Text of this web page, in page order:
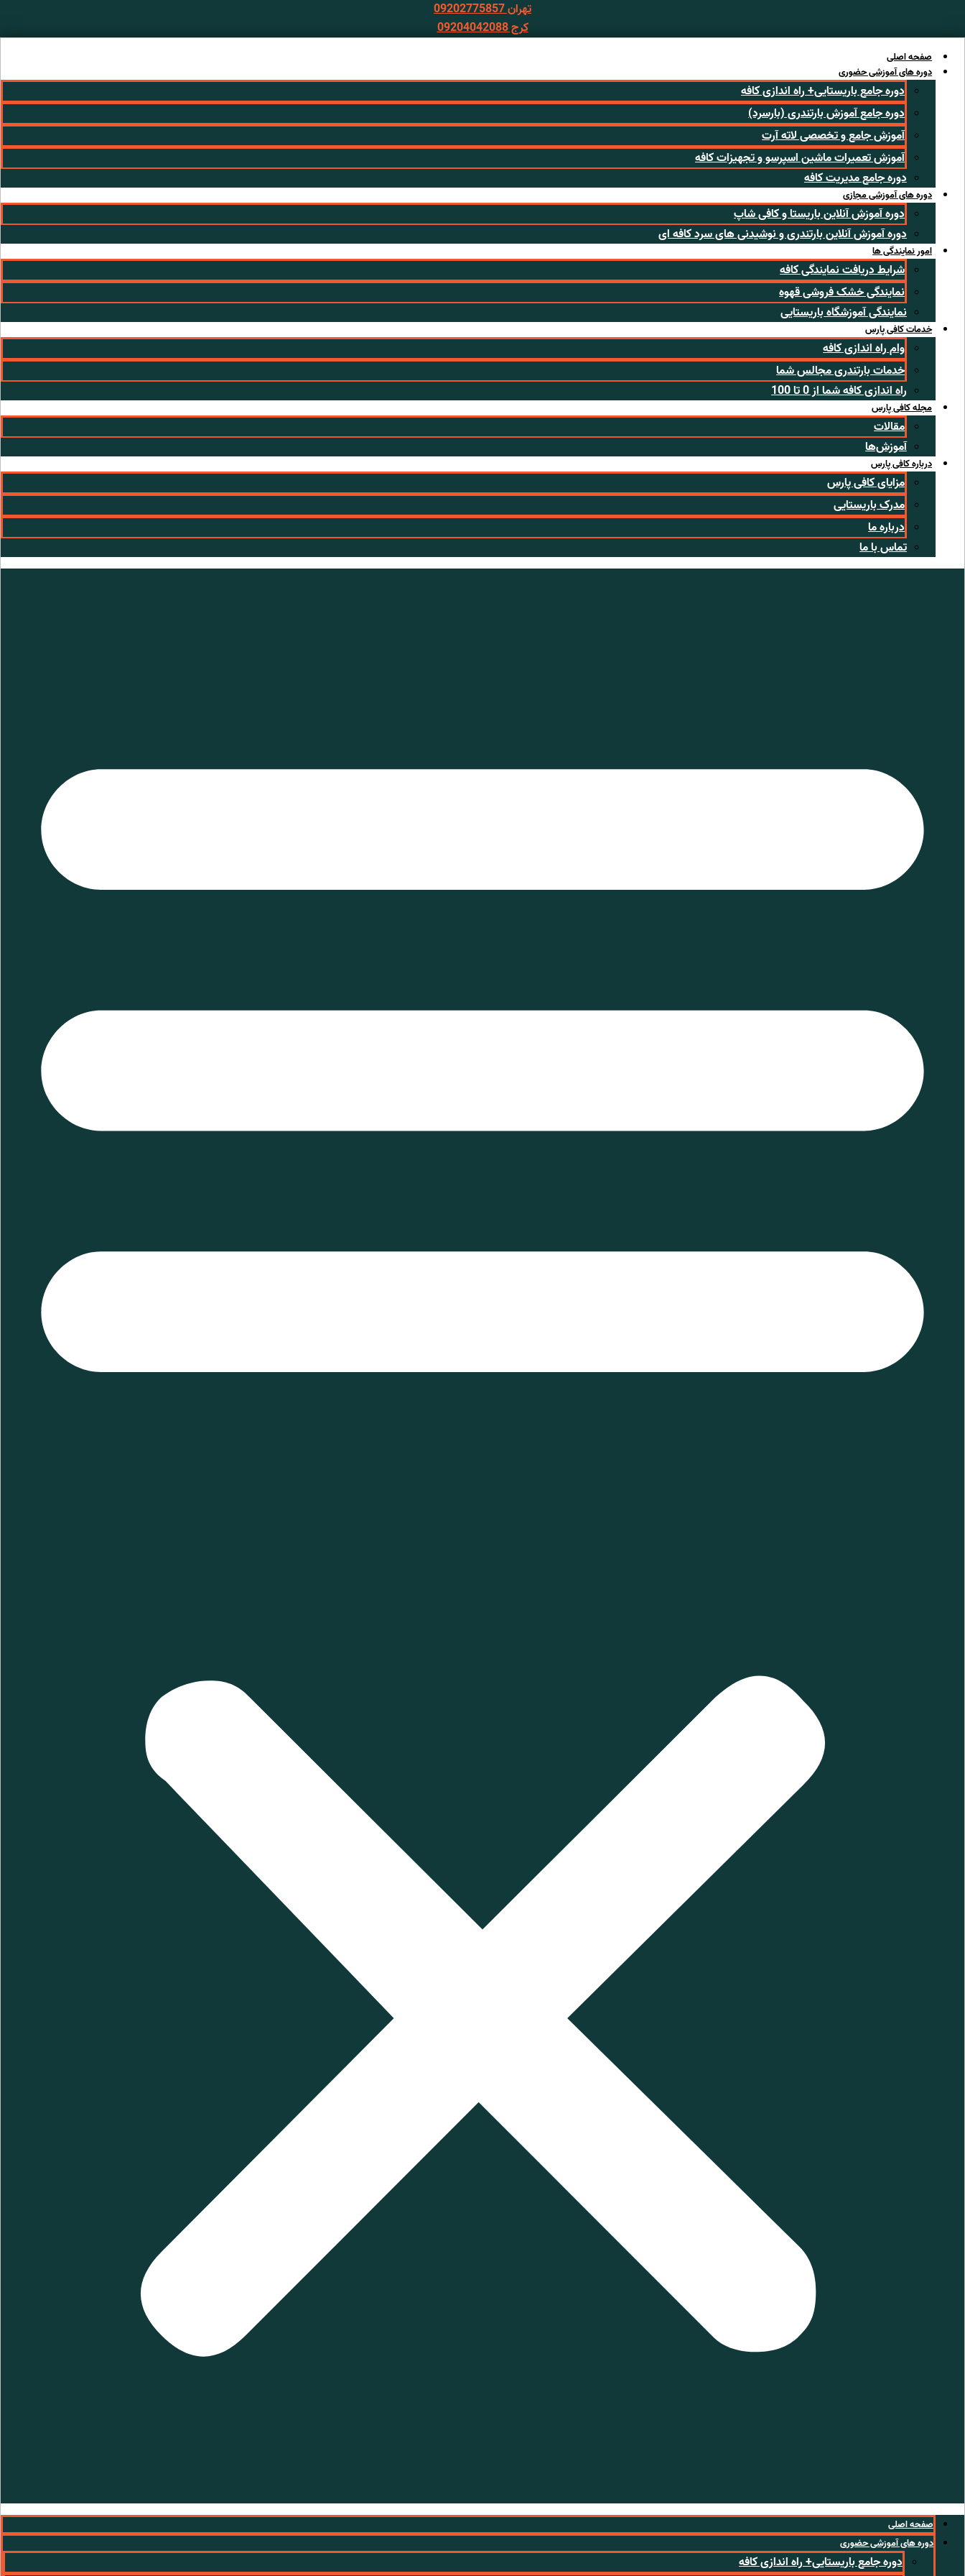
تهران 09202775857
کرج 09204042088
صفحه اصلی
دوره های آموزشی حضوری
دوره جامع باریستایی+ راه اندازی کافه
دوره جامع آموزش بارتندری (بارسرد)
آموزش جامع و تخصصی لاته آرت
آموزش تعمیرات ماشین اسپرسو و تجهیزات کافه
دوره جامع مدیریت کافه
دوره های آموزشی مجازی
دوره آموزش آنلاین باریستا و کافی شاپ
دوره آموزش آنلاین بارتندری و نوشیدنی های سرد کافه ای
امور نمایندگی ها
شرایط دریافت نمایندگی کافه
نمایندگی خشک فروشی قهوه
نمایندگی آموزشگاه باریستایی
خدمات کافی پارس
وام راه اندازی کافه
خدمات بارتندری مجالس شما
راه اندازی کافه شما از 0 تا 100
مجله کافی پارس
مقالات
آموزش‌ها
درباره کافی پارس
مزایای کافی پارس
مدرک باریستایی
درباره ما
تماس با ما
صفحه اصلی
دوره های آموزشی حضوری
دوره جامع باریستایی+ راه اندازی کافه